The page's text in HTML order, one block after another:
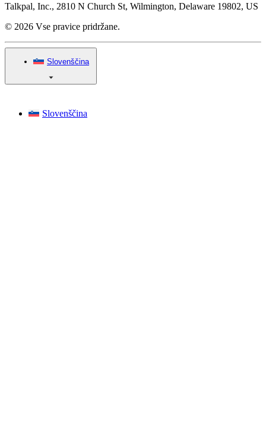
Talkpal, Inc., 2810 N Church St, Wilmington, Delaware 19802, US
© 2026 Vse pravice pridržane.
Slovenščina
Slovenščina